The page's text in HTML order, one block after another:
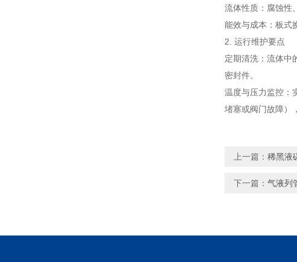
流体性质：腐蚀性
能效与成本：板式
2. 运行维护要点
定期清洗：流体中
密封件。
温度与压力监控：
堵塞或阀门故障）
上一篇： 稀黑液
下一篇： 气液列